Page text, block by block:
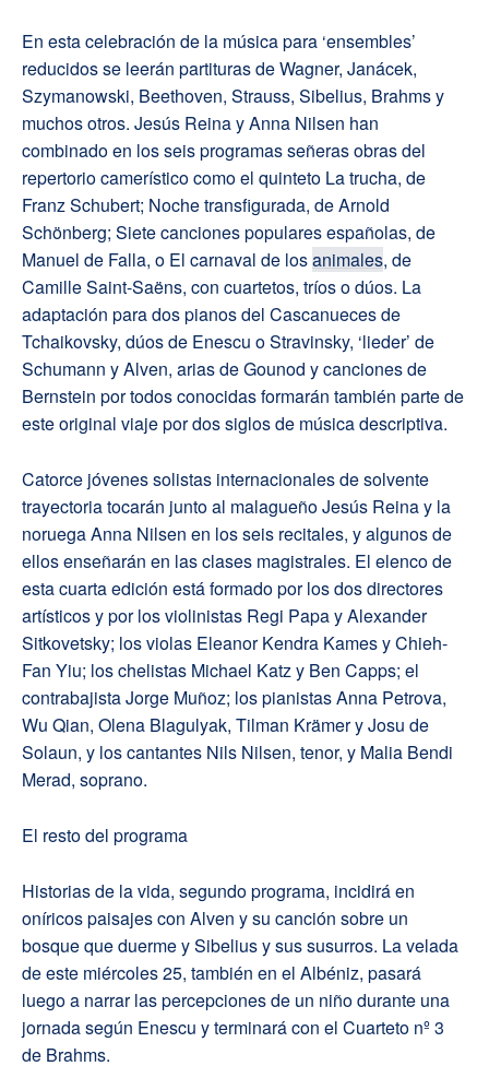
En esta celebración de la música para ‘ensembles’
reducidos se leerán partituras de Wagner, Janácek,
Szymanowski, Beethoven, Strauss, Sibelius, Brahms y
muchos otros. Jesús Reina y Anna Nilsen han
combinado en los seis programas señeras obras del
repertorio camerístico como el quinteto La trucha, de
Franz Schubert; Noche transfigurada, de Arnold
Schönberg; Siete canciones populares españolas, de
Manuel de Falla, o El carnaval de losanimales, de
Camille Saint-Saëns, con cuartetos, tríos o dúos. La
adaptación para dos pianos del Cascanueces de
Tchaikovsky, dúos de Enescu o Stravinsky, ‘lieder’ de
Schumann y Alven, arias de Gounod y canciones de
Bernstein por todos conocidas formarán también parte de
este original viaje por dos siglos de música descriptiva.
Catorce jóvenes solistas internacionales de solvente
trayectoria tocarán junto al malagueño Jesús Reina y la
noruega Anna Nilsen en los seis recitales, y algunos de
ellos enseñarán en las clases magistrales. El elenco de
esta cuarta edición está formado por los dos directores
artísticos y por los violinistas Regi Papa y Alexander
Sitkovetsky; los violas Eleanor Kendra Kames y Chieh-
Fan Yiu; los chelistas Michael Katz y Ben Capps; el
contrabajista Jorge Muñoz; los pianistas Anna Petrova,
Wu Qian, Olena Blagulyak, Tilman Krämer y Josu de
Solaun, y los cantantes Nils Nilsen, tenor, y Malia Bendi
Merad, soprano.
El resto del programa
Historias de la vida, segundo programa, incidirá en
oníricos paisajes con Alven y su canción sobre un
bosque que duerme y Sibelius y sus susurros. La velada
de este miércoles 25, también en el Albéniz, pasará
luego a narrar las percepciones de un niño durante una
jornada según Enescu y terminará con el Cuarteto nº 3
de Brahms.